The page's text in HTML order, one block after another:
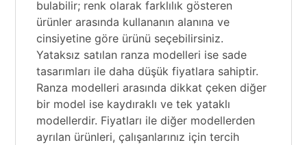
bulabilir; renk olarak farklılık gösteren
ürünler arasında kullananın alanına ve
cinsiyetine göre ürünü seçebilirsiniz.
Yataksız satılan ranza modelleri ise sade
tasarımları ile daha düşük fiyatlara sahiptir.
Ranza modelleri arasında dikkat çeken diğer
bir model ise kaydıraklı ve tek yataklı
modellerdir. Fiyatları ile diğer modellerden
ayrılan ürünleri, çalışanlarınız için tercih